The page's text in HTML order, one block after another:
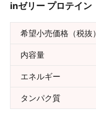
inゼリー プロテイン
希望小売価格（税抜）
内容量
エネルギー
タンパク質